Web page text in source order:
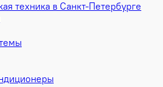
техника в Санкт-Петербурге